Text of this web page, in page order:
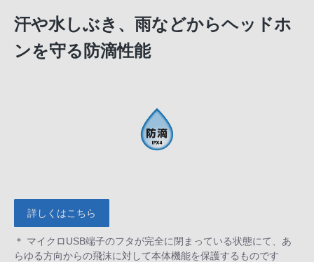
汗や水しぶき、雨などからヘッドホ
ンを守る防滴性能
詳しくはこちら
＊ マイクロUSB端子のフタが完全に閉まっている状態にて、あ
らゆる方向からの飛沫に対して本体機能を保護するものです